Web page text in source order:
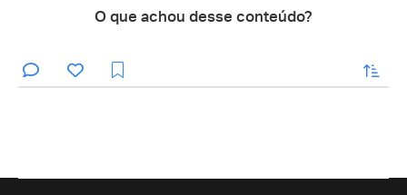
O que achou desse conteúdo?
enviar